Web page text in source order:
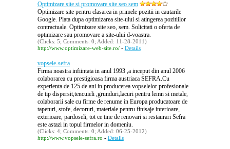
Optimizare site si promovare site seo sem
Optimizare site pentru clasarea in primele pozitii in cautarile
Google. Plata dupa optimizarea site-ului si atingerea pozitiilor
contractuale. Optimizare site seo, sem. Solicitati o oferta de
optimizare sau promovare a site-ului d-voastra.
(Clicks: 5; Comments: 0; Added: 11-28-2011)
http://www.optimizare-web-site.ro/- Details
vopsele-sefra
Firma noastra infiintata in anul 1993 ,a inceput din anul 2006
colaborarea cu prestigioasa firma austriaca SEFRA.Cu
experienta de 125 de ani in producerea vopselelor profesionale
de tip dispersit,tencuieli ,grunduri,lacuri pentru lemn si metale,
colaborarii sale cu firme de renume in Europa producatoare de
tapeturi, stofe, decoruri, materiale pentru finisaje interioare,
exterioare, pardoseli, tot ce tine de renovari si restaurari Sefra
este astazi in topul firmelor in domeniu.
(Clicks: 4; Comments: 0; Added: 06-25-2012)
http://www.vopsele-sefra.ro - Details